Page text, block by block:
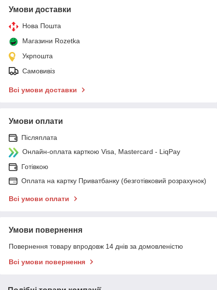
Умови доставки
Нова Пошта
Магазини Rozetka
Укрпошта
Самовивіз
Всі умови доставки
Умови оплати
Післяплата
Онлайн-оплата карткою Visa, Mastercard - LiqPay
Готівкою
Оплата на картку Приватбанку (безготівковий розрахунок)
Всі умови оплати
Умови повернення
Повернення товару впродовж 14 днів за домовленістю
Всі умови повернення